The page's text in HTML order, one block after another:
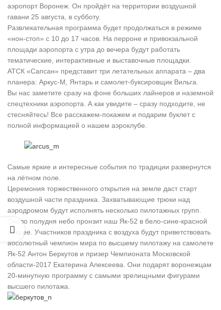
аэропорт Воронеж. Он пройдёт на территории воздушной
гавани 25 августа, в субботу.
Развлекательная программа будет продолжаться в режиме
«нон-стоп» с 10 до 17 часов. На перроне и привокзальной
площади аэропорта с утра до вечера будут работать
тематические, интерактивные и выставочные площадки.
АТСК «Сапсан» представит три летательных аппарата – два
планера: Аркус-М, Янтарь и самолет-буксировщик Вильга.
Вы нас заметите сразу на фоне больших лайнеров и наземной
спецтехники аэропорта. А как увидите – сразу подходите, не
стесняйтесь! Все расскажем-покажем и подарим буклет с
полной информацией о нашем аэроклубе.
Самые яркие и интересные события по традиции развернутся
на лётном поле.
Церемония торжественного открытия на земле даст старт
воздушной части праздника. Захватывающие трюки над
аэродромом будут исполнять несколько пилотажных групп.
Около полудня небо пронзит наш Як-52 в бело-сине-красной
ливрее. Участников праздника с воздуха будут приветствовать
абсолютный чемпион мира по высшему пилотажу на самолете
Як-52 Антон Беркутов и призер Чемпионата Московской
области-2017 Екатерина Алексеева. Они подарят воронежцам
20-минутную программу с самыми зрелищными фигурами
высшего пилотажа.